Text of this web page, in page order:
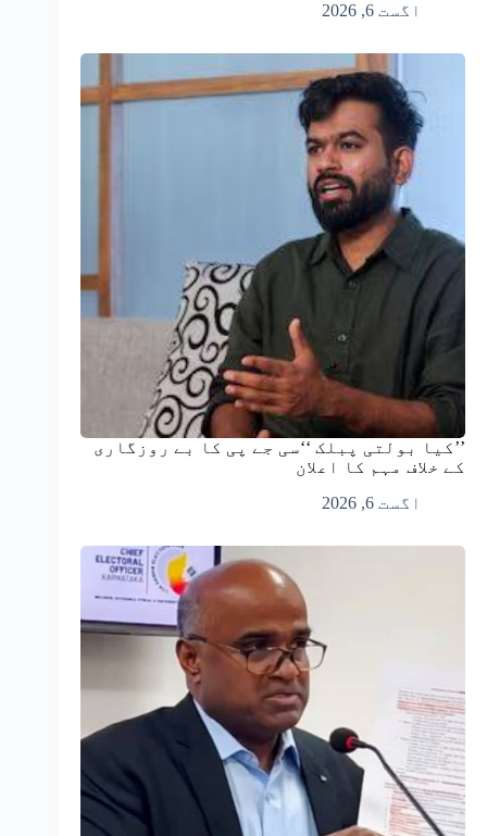
اگست 6, 2026
’’کیا بولتی پبلک ‘‘سی جے پی کا بے روزگاری
کے خلاف مہم کا اعلان
اگست 6, 2026